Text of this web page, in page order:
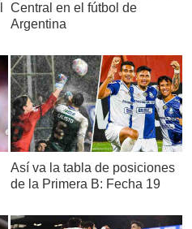
Central en el fútbol de
Argentina
Así va la tabla de posiciones
de la Primera B: Fecha 19